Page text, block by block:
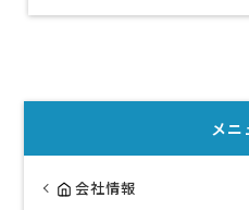
メニ
会社情報